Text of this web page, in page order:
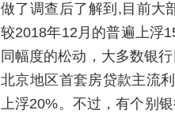
做了调查后了解到,目前大
较2018年12月的普遍上浮
同幅度的松动，大多数银
北京地区首套房贷款主流
上浮20%。不过，有个别